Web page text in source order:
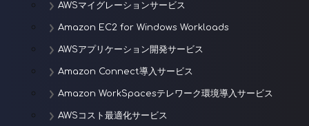
AWSマイグレーションサービス
Amazon EC2 for Windows Workloads
AWSアプリケーション開発サービス
Amazon Connect導入サービス
Amazon WorkSpacesテレワーク環境導入サービス
AWSコスト最適化サービス